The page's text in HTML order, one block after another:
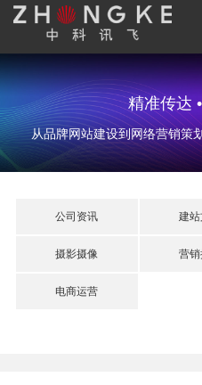
精准传达
从品牌网站建设到网络营销策
公司资讯 建
摄影摄像 营
电商运营